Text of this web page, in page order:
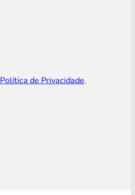
Política de Privacidade.